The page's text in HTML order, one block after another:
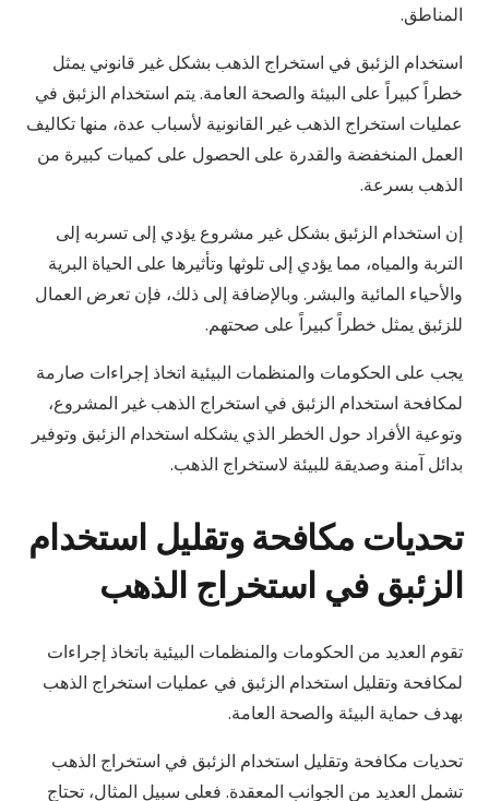
المناطق.
استخدام الزئبق في استخراج الذهب بشكل غير قانوني يمثل
خطراً كبيراً على البيئة والصحة العامة. يتم استخدام الزئبق في
عمليات استخراج الذهب غير القانونية لأسباب عدة، منها تكاليف
العمل المنخفضة والقدرة على الحصول على كميات كبيرة من
الذهب بسرعة.
إن استخدام الزئبق بشكل غير مشروع يؤدي إلى تسربه إلى
التربة والمياه، مما يؤدي إلى تلوثها وتأثيرها على الحياة البرية
والأحياء المائية والبشر. وبالإضافة إلى ذلك، فإن تعرض العمال
للزئبق يمثل خطراً كبيراً على صحتهم.
يجب على الحكومات والمنظمات البيئية اتخاذ إجراءات صارمة
لمكافحة استخدام الزئبق في استخراج الذهب غير المشروع،
وتوعية الأفراد حول الخطر الذي يشكله استخدام الزئبق وتوفير
بدائل آمنة وصديقة للبيئة لاستخراج الذهب.
تحديات مكافحة وتقليل استخدام
الزئبق في استخراج الذهب
تقوم العديد من الحكومات والمنظمات البيئية باتخاذ إجراءات
لمكافحة وتقليل استخدام الزئبق في عمليات استخراج الذهب
بهدف حماية البيئة والصحة العامة.
تحديات مكافحة وتقليل استخدام الزئبق في استخراج الذهب
تشمل العديد من الجوانب المعقدة. فعلى سبيل المثال، تحتاج